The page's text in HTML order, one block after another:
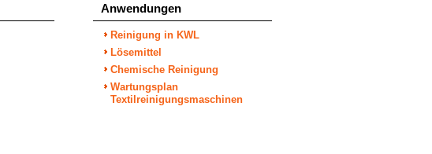
Anwendungen
Reinigung in KWL
Lösemittel
Chemische Reinigung
Wartungsplan
Textilreinigungsmaschinen